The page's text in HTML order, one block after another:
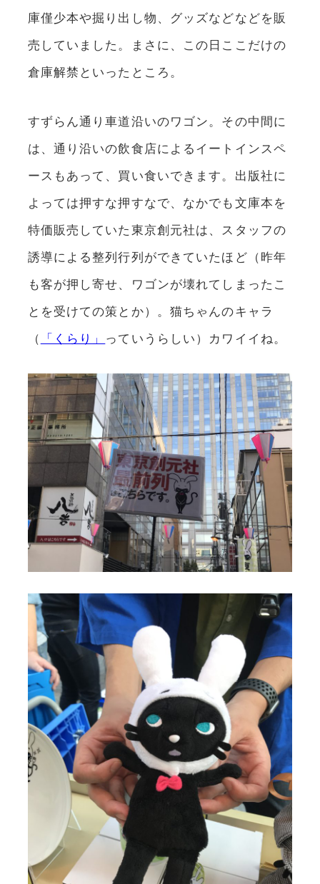
庫僅少本や掘り出し物、グッズなどなどを販
売していました。まさに、この日ここだけの
倉庫解禁といったところ。
すずらん通り車道沿いのワゴン。その中間に
は、通り沿いの飲食店によるイートインスペ
ースもあって、買い食いできます。出版社に
よっては押すな押すなで、なかでも文庫本を
特価販売していた東京創元社は、スタッフの
誘導による整列行列ができていたほど（昨年
も客が押し寄せ、ワゴンが壊れてしまったこ
とを受けての策とか）。猫ちゃんのキャラ
（ 「くらり」 っていうらしい）カワイイね。